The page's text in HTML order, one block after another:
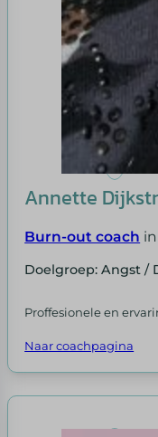
Annette
Burn-out coach in
Doelgroep: Angst /
Proffesionele en
Naar coachpagina